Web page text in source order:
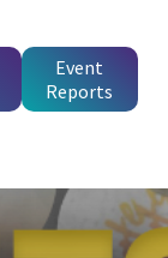
Event
Reports